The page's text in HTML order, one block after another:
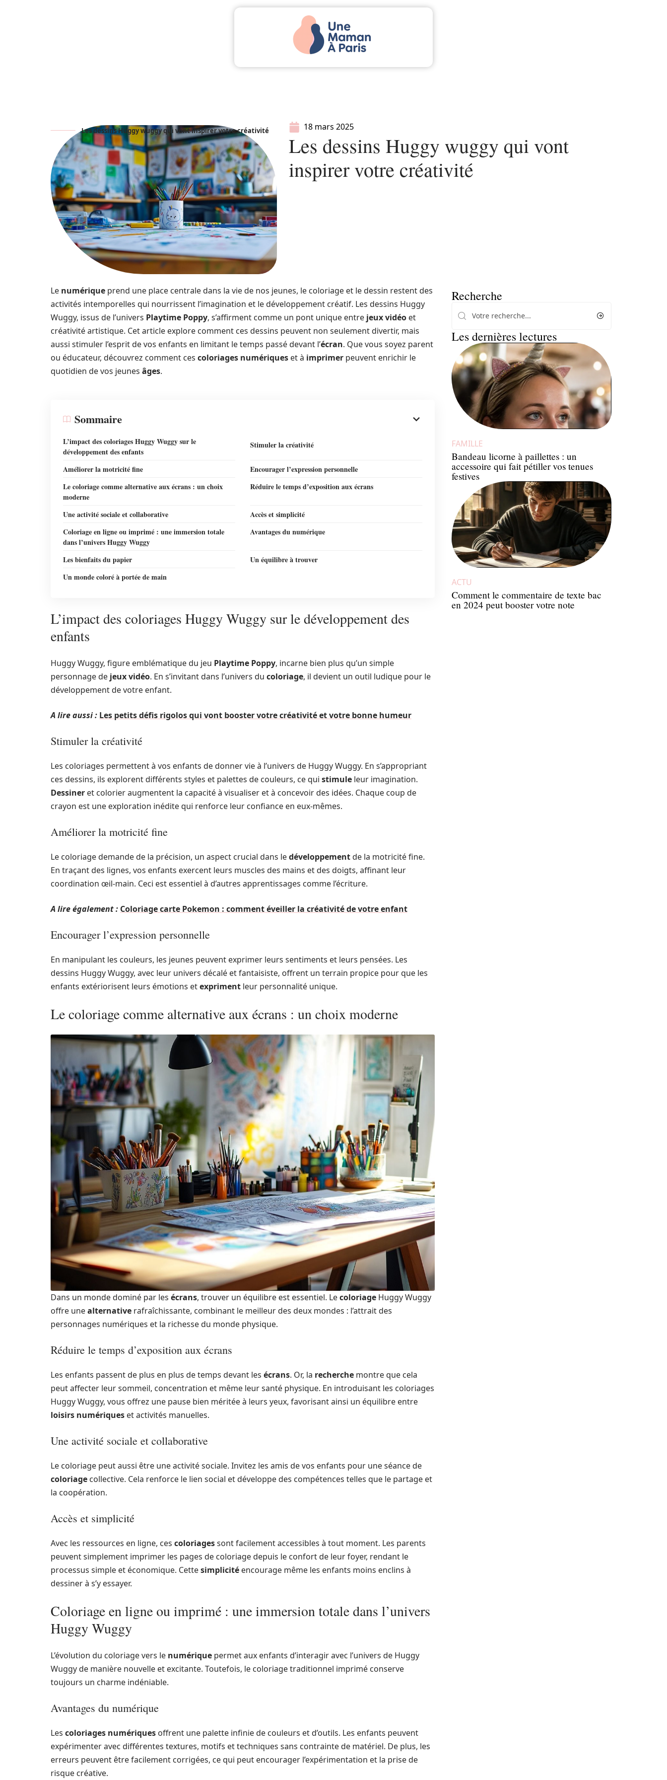
Les dessins Huggy wuggy qui vont inspirer votre créativité 18 mars 2025
Les dessins Huggy wuggy qui vont
inspirer votre créativité
Le numérique prend une place centrale dans la vie de nos jeunes, le coloriage et le dessin restent des
activités intemporelles qui nourrissent l’imagination et le développement créatif. Les dessins Huggy
Wuggy, issus de l’univers Playtime Poppy, s’affirment comme un pont unique entre jeux vidéo et
créativité artistique. Cet article explore comment ces dessins peuvent non seulement divertir, mais
aussi stimuler l’esprit de vos enfants en limitant le temps passé devant l’écran. Que vous soyez parent
ou éducateur, découvrez comment ces coloriages numériques et à imprimer peuvent enrichir le
quotidien de vos jeunes âges.
Sommaire
L’impact des coloriages Huggy Wuggy sur le
développement des enfants
Stimuler la créativité
Améliorer la motricité fine
Encourager l’expression personnelle
Le coloriage comme alternative aux écrans : un choix
moderne
Réduire le temps d’exposition aux écrans
Une activité sociale et collaborative
Accès et simplicité
Coloriage en ligne ou imprimé : une immersion totale
dans l’univers Huggy Wuggy
Avantages du numérique
Les bienfaits du papier
Un équilibre à trouver
Un monde coloré à portée de main
L’impact des coloriages Huggy Wuggy sur le développement des
enfants
Huggy Wuggy, figure emblématique du jeu Playtime Poppy, incarne bien plus qu’un simple
personnage de jeux vidéo. En s’invitant dans l’univers du coloriage, il devient un outil ludique pour le
développement de votre enfant.
A lire aussi : Les petits défis rigolos qui vont booster votre créativité et votre bonne humeur
Stimuler la créativité
Les coloriages permettent à vos enfants de donner vie à l’univers de Huggy Wuggy. En s’appropriant
ces dessins, ils explorent différents styles et palettes de couleurs, ce qui stimule leur imagination.
Dessiner et colorier augmentent la capacité à visualiser et à concevoir des idées. Chaque coup de
crayon est une exploration inédite qui renforce leur confiance en eux-mêmes.
Améliorer la motricité fine
Le coloriage demande de la précision, un aspect crucial dans ledéveloppementde la motricité fine.
En traçant des lignes, vos enfants exercent leurs muscles des mains et des doigts, affinant leur
coordination œil-main. Ceci est essentiel à d’autres apprentissages comme l’écriture.
A lire également : Coloriage carte Pokemon : comment éveiller la créativité de votre enfant
Encourager l’expression personnelle
En manipulant les couleurs, les jeunes peuvent exprimer leurs sentiments et leurs pensées. Les
dessins Huggy Wuggy, avec leur univers décalé et fantaisiste, offrent un terrain propice pour que les
enfants extériorisent leurs émotions etexpriment leur personnalité unique.
Le coloriage comme alternative aux écrans : un choix moderne
Dans un monde dominé par les écrans, trouver un équilibre est essentiel. Lecoloriage Huggy Wuggy
offre unealternative rafraîchissante, combinant le meilleur des deux mondes : l’attrait des
personnages numériques et la richesse du monde physique.
Réduire le temps d’exposition aux écrans
Les enfants passent de plus en plus de temps devant les écrans. Or, la recherche montre que cela
peut affecter leur sommeil, concentration et même leur santé physique. En introduisant les coloriages
Huggy Wuggy, vous offrez une pause bien méritée à leurs yeux, favorisant ainsi un équilibre entre
loisirs numériques et activités manuelles.
Une activité sociale et collaborative
Le coloriage peut aussi être une activité sociale. Invitez les amis de vos enfants pour une séance de
coloriage collective. Cela renforce le lien social et développe des compétences telles que le partage et
la coopération.
Accès et simplicité
Avec les ressources en ligne, ces coloriagessont facilement accessibles à tout moment. Les parents
peuvent simplement imprimer les pages de coloriage depuis le confort de leur foyer, rendant le
processus simple et économique. Cettesimplicité encourage même les enfants moins enclins à
dessiner à s’y essayer.
Coloriage en ligne ou imprimé : une immersion totale dans l’univers
Huggy Wuggy
L’évolution du coloriage vers le numérique permet aux enfants d’interagir avec l’univers de Huggy
Wuggy de manière nouvelle et excitante. Toutefois, le coloriage traditionnel imprimé conserve
toujours un charme indéniable.
Avantages du numérique
Les coloriages numériques offrent une palette infinie de couleurs et d’outils. Les enfants peuvent
expérimenter avec différentes textures, motifs et techniques sans contrainte de matériel. De plus, les
erreurs peuvent être facilement corrigées, ce qui peut encourager l’expérimentation et la prise de
risque créative.
Recherche
Les dernières lectures
FAMILLE
Bandeau licorne à paillettes : un
accessoire qui fait pétiller vos tenues
festives
ACTU
Comment le commentaire de texte bac
en 2024 peut booster votre note